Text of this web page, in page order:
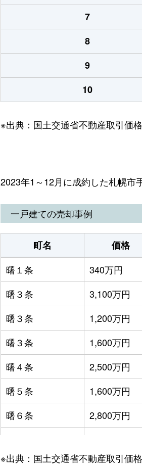
7
8
9
10
※出典：国土交通省不動産取引価
2023年1～12月に成約した札幌市
一戸建ての売却事例
町名 価格
曙１条
340万円
曙３条
3,100万円
曙３条
1,200万円
曙３条
1,600万円
曙４条
2,500万円
曙５条
1,600万円
曙６条
2,800万円
曙６条
2,700万円
※出典：国土交通省不動産取引価